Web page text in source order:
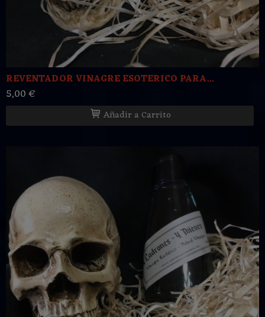
REVENTADOR VINAGRE ESOTERICO PARA...
5,00 €
Añadir a Carrito